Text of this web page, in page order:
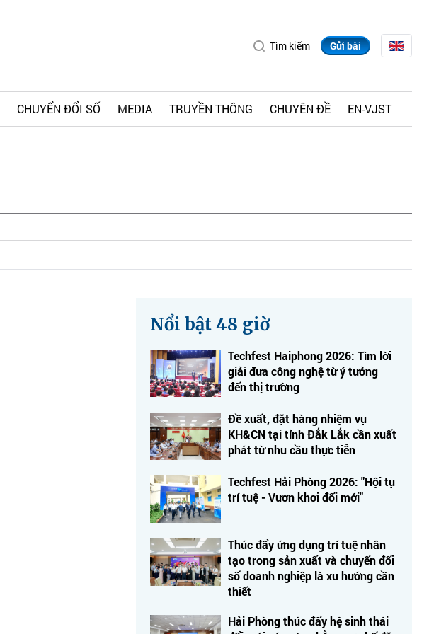
Tìm kiếm Gửi bài
CHUYỂN ĐỔI SỐ MEDIA TRUYỀN THÔNG CHUYÊN ĐỀ EN-VJST
Nổi bật 48 giờ
Techfest Haiphong 2026: Tìm lời
giải đưa công nghệ từ ý tưởng
đến thị trường
Đề xuất, đặt hàng nhiệm vụ
KH&CN tại tỉnh Đắk Lắk cần xuất
phát từ nhu cầu thực tiễn
Techfest Hải Phòng 2026: "Hội tụ
trí tuệ - Vươn khơi đổi mới"
Thúc đẩy ứng dụng trí tuệ nhân
tạo trong sản xuất và chuyển đổi
số doanh nghiệp là xu hướng cần
thiết
Hải Phòng thúc đẩy hệ sinh thái